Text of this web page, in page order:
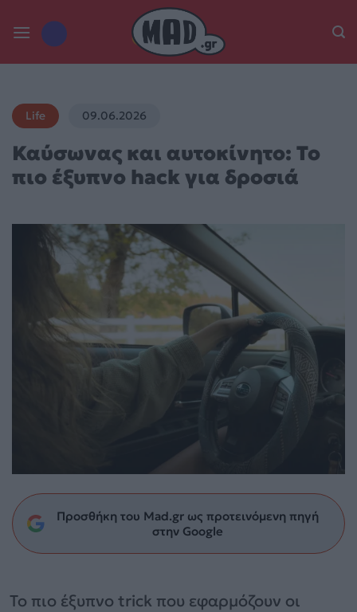
content
Life 09.06.2026
Καύσωνας και αυτοκίνητο: Το
πιο έξυπνο hack για δροσιά
Προσθήκη του Mad.gr ως προτεινόμενη πηγή
στην Google
Το πιο έξυπνο trick που εφαρμόζουν οι